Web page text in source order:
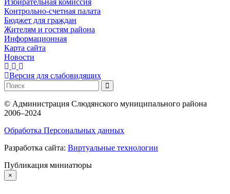
Контрольно-счетная палата
Бюджет для граждан
Жителям и гостям района
Информационная
Карта сайта
Новости
Версия для слабовидящих
© Администрация Слюдянского муниципального района
2006–2024
Обработка Персональных данных
Разработка сайта: Виртуальные технологии
Публикация миниатюры
×